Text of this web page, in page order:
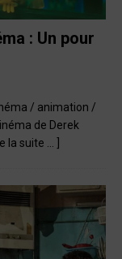
: Un pour
/ animation /
de Derek
la suite … ]